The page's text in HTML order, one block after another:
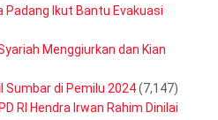
Ikut Bantu Evakuasi
Menggiurkan dan Kian
Sumbar di Pemilu 2024(7,147)
RI Hendra Irwan Rahim Dinilai